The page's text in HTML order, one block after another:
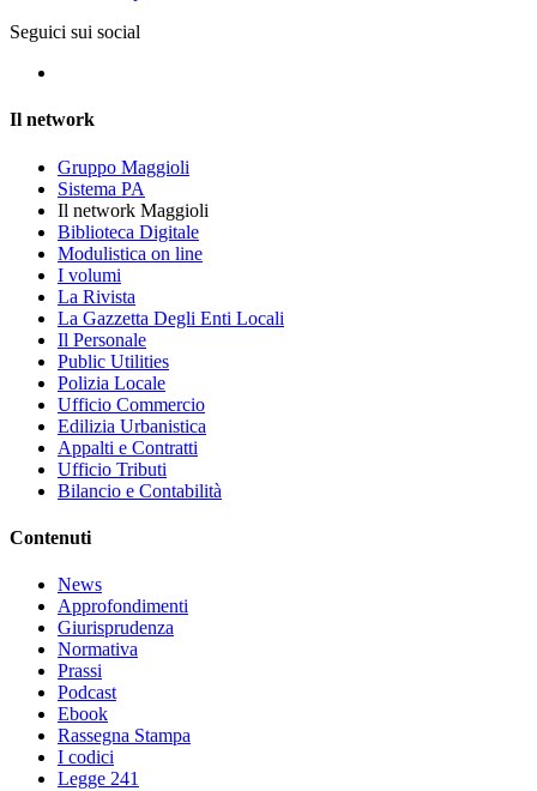
Seguici sui social
Il network
Gruppo Maggioli
Sistema PA
Il network Maggioli
Biblioteca Digitale
Modulistica on line
I volumi
La Rivista
La Gazzetta Degli Enti Locali
Il Personale
Public Utilities
Polizia Locale
Ufficio Commercio
Edilizia Urbanistica
Appalti e Contratti
Ufficio Tributi
Bilancio e Contabilità
Contenuti
News
Approfondimenti
Giurisprudenza
Normativa
Prassi
Podcast
Ebook
Rassegna Stampa
I codici
Legge 241